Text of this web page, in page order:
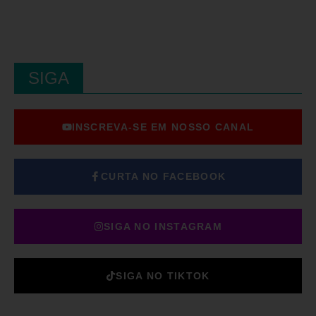
SIGA
INSCREVA-SE EM NOSSO CANAL
CURTA NO FACEBOOK
SIGA NO INSTAGRAM
SIGA NO TIKTOK